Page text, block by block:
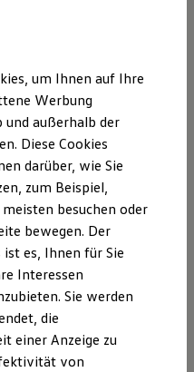
& Apps
ID. Buzz
Transporter/Caravelle
Amarok
Modelle
Updates
Sicherheitssysteme
Ölverdünnung
Produkte
und Bewegungsmarken
Technology S.A. (Spotify) oder
Nutzung von Spotify
Diensten von
die Bereitstellung der Spotify
stellt die Spotify Dienste in
Die Nutzung von Spotify
und der
Informationen zur
der Weitergabe von Daten
Spotify In-Car App in
benötigen Sie zusätzlich
Connect Plus Vertrag.
um Ihnen auf Ihre
Werbung
und außerhalb der
Diese Cookies
darüber, wie Sie
zum Beispiel,
besuchen oder
bewegen. Der
ist es, Ihnen für Sie
Interessen
Sie werden
die
einer Anzeige zu
von